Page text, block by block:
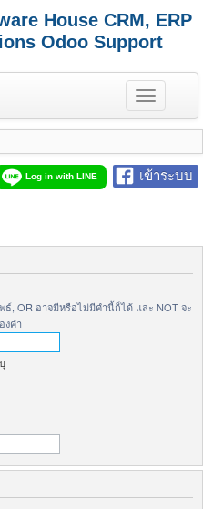
House CRM, ERP
Odoo Support
T
o
g
l
e
n
a
a
i
เข้าระบบ
Log in with LINE
, OR อาจมีหรือไม่มีคำนี้ก็ได้ และ NOT จะ
งคำ